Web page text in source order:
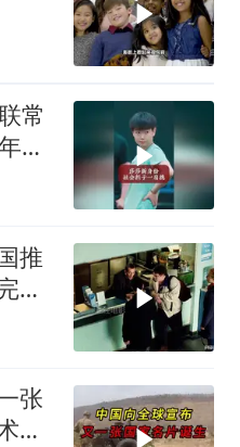
常
轻
推
才
张
全